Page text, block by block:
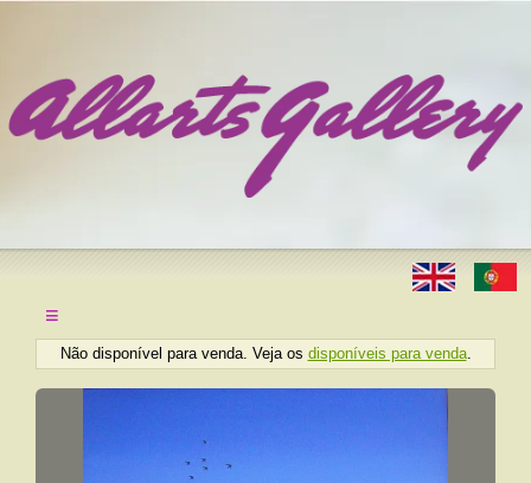
≡
Não disponível para venda. Veja os disponíveis para venda.